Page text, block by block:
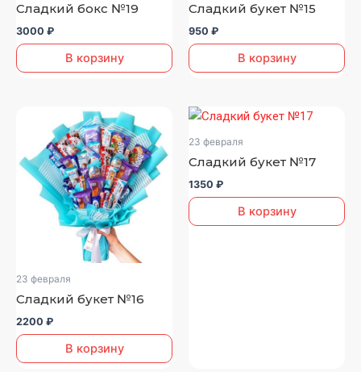
Сладкий бокс №19
3000 ₽
В корзину
Сладкий букет №15
950 ₽
В корзину
23 февраля
Сладкий букет №16
2200 ₽
В корзину
23 февраля
Сладкий букет №17
1350 ₽
В корзину